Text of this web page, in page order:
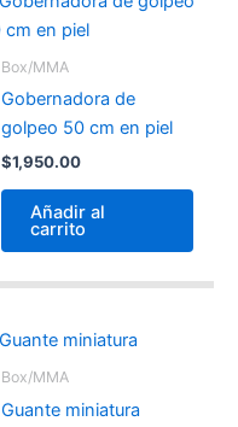
Box/MMA
Gobernadora de
golpeo 50 cm en piel
$1,950.00
Añadir al
carrito
Box/MMA
Guante miniatura